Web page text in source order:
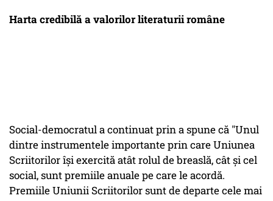
Harta credibilă a valorilor literaturii române
Social-democratul a continuat prin a spune că "Unul
dintre instrumentele importante prin care Uniunea
Scriitorilor își exercită atât rolul de breaslă, cât și cel
social, sunt premiile anuale pe care le acordă.
Premiile Uniunii Scriitorilor sunt de departe cele mai